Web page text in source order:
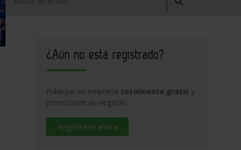
¿Aún no está registrado?
Publique su empresa totalmente gratis y
promocione su negocio
Regístrese ahora